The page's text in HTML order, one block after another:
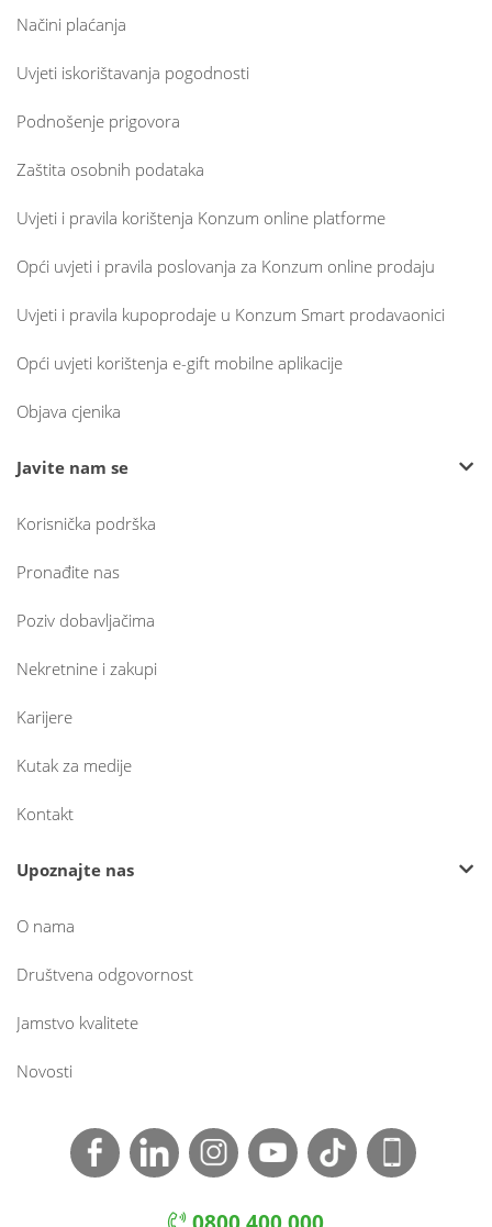
Načini plaćanja
Uvjeti iskorištavanja pogodnosti
Podnošenje prigovora
Zaštita osobnih podataka
Uvjeti i pravila korištenja Konzum online platforme
Opći uvjeti i pravila poslovanja za Konzum online prodaju
Uvjeti i pravila kupoprodaje u Konzum Smart prodavaonici
Opći uvjeti korištenja e-gift mobilne aplikacije
Objava cjenika
Javite nam se
Korisnička podrška
Pronađite nas
Poziv dobavljačima
Nekretnine i zakupi
Karijere
Kutak za medije
Kontakt
Upoznajte nas
O nama
Društvena odgovornost
Jamstvo kvalitete
Novosti